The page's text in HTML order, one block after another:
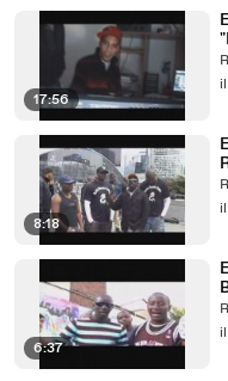
17:56
8:18
6:37